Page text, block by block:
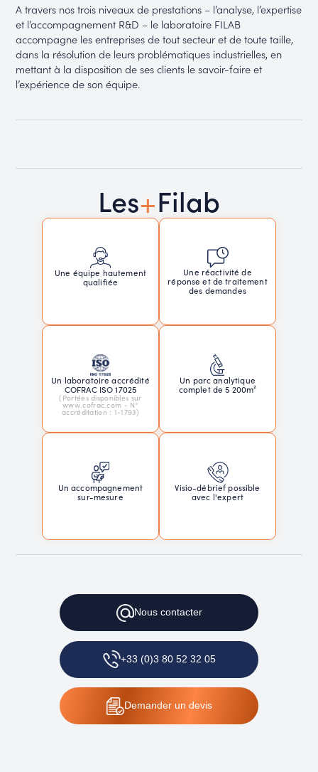
A travers nos trois niveaux de prestations – l’analyse, l’expertise
et l’accompagnement R&D – le laboratoire FILAB
accompagne les entreprises de tout secteur et de toute taille,
dans la résolution de leurs problématiques industrielles, en
mettant à la disposition de ses clients le savoir-faire et
l’expérience de son équipe.
Les+Filab
Une équipe hautement
qualifiée
Une réactivité de
réponse et de traitement
des demandes
Un laboratoire accrédité
COFRAC ISO 17025
(Portées disponibles sur
www.cofrac.com - N°
accréditation : 1-1793)
Un parc analytique
complet de 5 200m²
Un accompagnement
sur-mesure
Visio-débrief possible
avec l'expert
Nous contacter
+33 (0)3 80 52 32 05
Demander un devis